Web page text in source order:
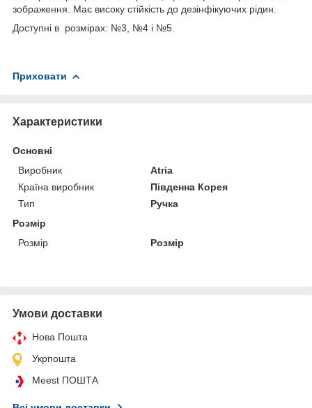
зображення. Має високу стійкість до дезінфікуючих рідин.
Доступні в розмірах: №3, №4 і №5.
Приховати
Характеристики
Основні
Виробник
Atria
Країна виробник
Південна Корея
Тип
Ручка
Розмір
Розмір
Розмір
Умови доставки
Нова Пошта
Укрпошта
Meest ПОШТА